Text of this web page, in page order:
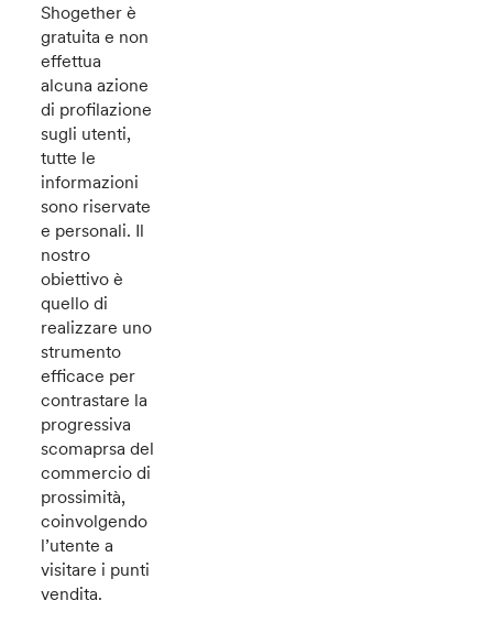
Shogether è
gratuita e non
effettua
alcuna azione
di profilazione
sugli utenti,
tutte le
informazioni
sono riservate
e personali. Il
nostro
obiettivo è
quello di
realizzare uno
strumento
efficace per
contrastare la
progressiva
scomaprsa del
commercio di
prossimità,
coinvolgendo
l’utente a
visitare i punti
vendita.